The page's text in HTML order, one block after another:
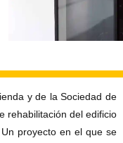
y de la Sociedad de
rehabilitación del edificio
proyecto en el que se